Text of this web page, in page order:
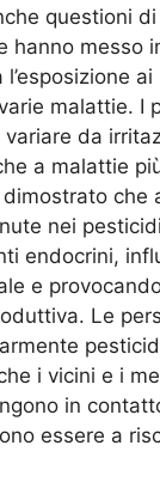
questioni
hanno messo
malattie. I
da
a malattie
che
nei
endocrini,
e
Le
i vicini e i
in
essere a